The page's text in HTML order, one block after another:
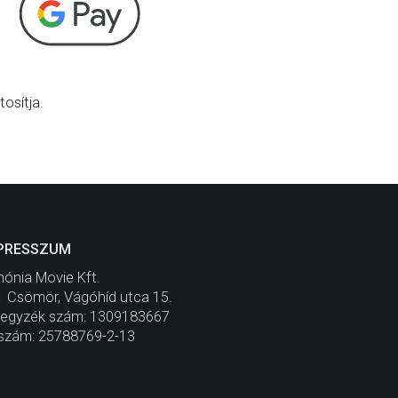
Movie Kft.
Csömör, Vágóhíd utca 15.
szám: 1309183667
25788769-2-13